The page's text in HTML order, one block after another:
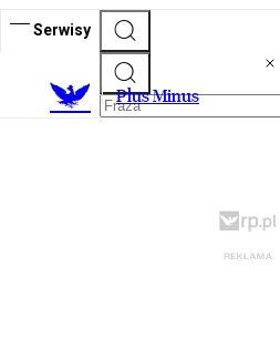
Serwisy
Plus Minus